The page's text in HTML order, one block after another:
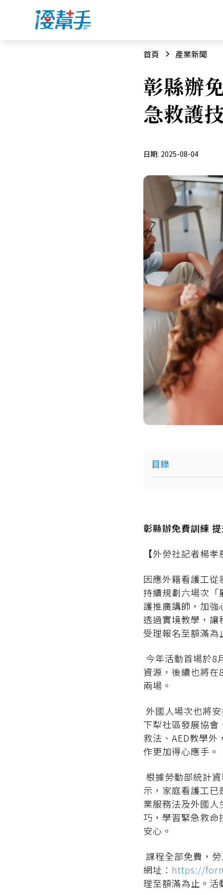
首頁 產業新聞
彰縣辦
急救護
日期: 2025-08-04
目錄
彰縣辦免費訓練
【外勞社記者楊
因應外籍看護工
持續規劃六場次「
護推廣講師，加強
透過實境教學，
受理報名至額滿為
今年活動首場於8
資源，後續也將
兩場。
外國人場次也將
下犁社區發展協
救法、AED教學
作更加得心應手。
根據勞動部統計
示，家庭看護工
業服務法及外國
巧，學習緊急救
安心。
課程全部免費，
網址： https://
理至額滿為止。